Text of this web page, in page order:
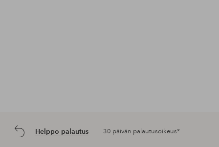
Helppo palautus 30 päivän palautusoikeus*